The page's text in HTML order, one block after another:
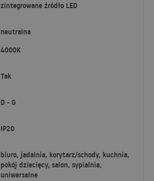
zintegrowane źródło LED
neutralna
4000K
Tak
D - G
IP20
biuro, jadalnia, korytarz/schody, kuchnia,
pokój dziecięcy, salon, sypialnia,
uniwersalne